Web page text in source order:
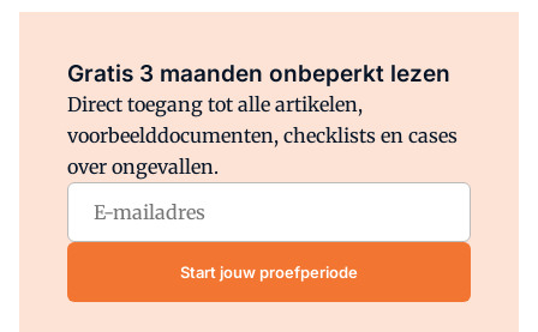
Gratis 3 maanden onbeperkt lezen
Direct toegang tot alle artikelen,
voorbeelddocumenten, checklists en cases
over ongevallen.
Start jouw proefperiode